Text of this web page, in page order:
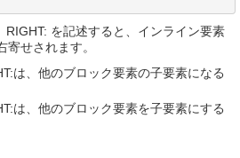
RIGHT: を記述すると、インライン要素
せされます。
は、他のブロック要素の子要素になる
は、他のブロック要素を子要素にする